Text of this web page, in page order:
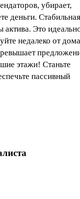
убирает,
деньги. Стабильная
актива. Это
недалеко от
этажи! Станьте
пассивный